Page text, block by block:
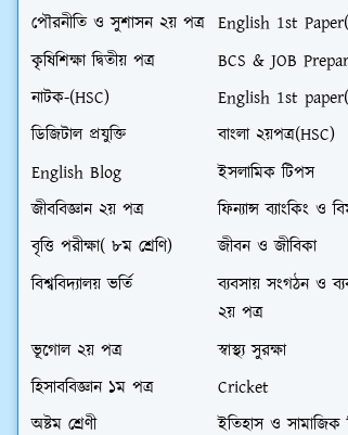
পৌরনীতি ও সুশাসন ২য় পত্র English 1st
কৃষিশিক্ষা দ্বিতীয় পত্র
BCS & JOB
নাটক-(HSC)
English 1st
ডিজিটাল প্রযুক্তি
বাংলা ২য়পত্র(HSC)
English Blog
ইসলামিক টিপস
জীববিজ্ঞান ২য় পত্র
ফিন্যান্স ব্যাংকিং ও
বৃত্তি পরীক্ষা( ৮ম শ্রেণি)
জীবন ও জীবিকা
বিশ্ববিদ্যালয় ভর্তি
ব্যবসায় সংগঠন ও
২য় পত্র
ভূগোল ২য় পত্র
স্বাস্থ্য সুরক্ষা
হিসাববিজ্ঞান ১ম পত্র
Cricket
অষ্টম শ্রেণী
ইতিহাস ও সামাজিক